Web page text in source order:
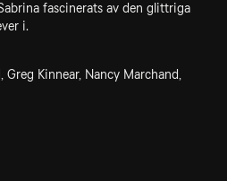
fascinerats av den glittriga
i.
Kinnear, Nancy Marchand,